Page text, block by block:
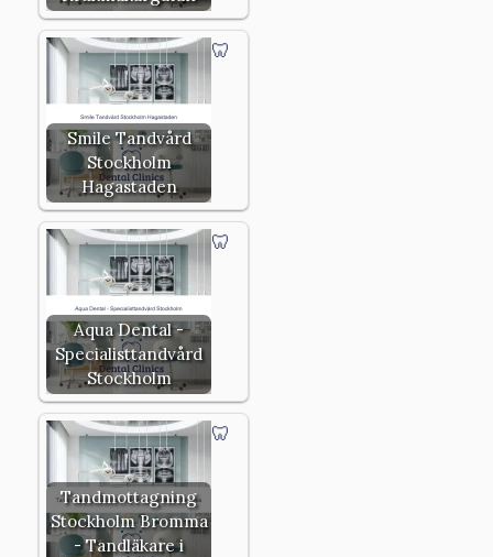
Smile Tandvård
Stockholm
Hagastaden
Aqua Dental -
Specialisttandvård
Stockholm
Tandmottagning
Stockholm Bromma
- Tandläkare i